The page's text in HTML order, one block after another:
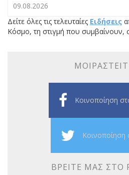
09.08.2026
Δείτε όλες τις τελευταίες Ειδήσεις
Κόσμο, τη στιγμή που συμβαίνουν,
Κοινοποίηση
ΒΡΕΊΤΕ ΜΑΣ ΣΤΟ